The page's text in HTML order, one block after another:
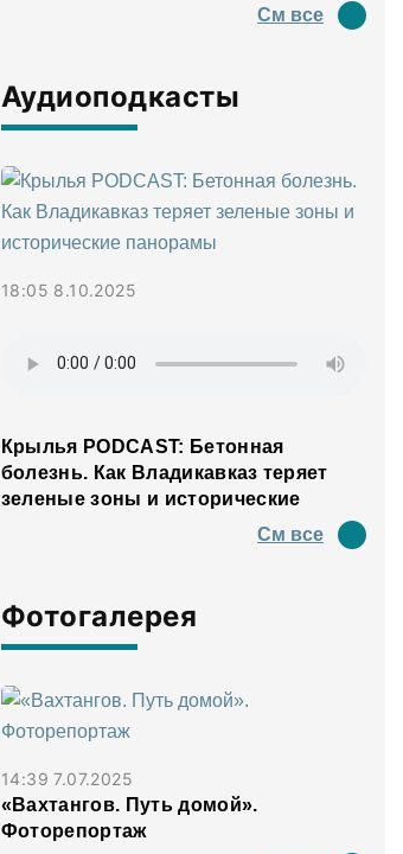
См все
Аудиоподкасты
18:05 8.10.2025
Крылья PODCAST: Бетонная
болезнь. Как Владикавказ теряет
зеленые зоны и исторические
См все
Фотогалерея
14:39 7.07.2025
«Вахтангов. Путь домой».
Фоторепортаж